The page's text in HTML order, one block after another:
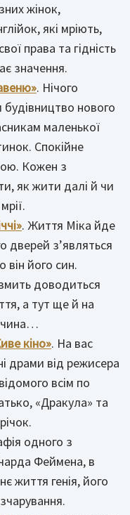
жінок,
які мріють,
права та гідність
значення.
. Нічого
нового
маленької
Спокійне
Кожен з
як жити далі й чи
. Життя Міка йде
дверей з’являться
він його син.
доводиться
а тут ще й на
кіно». На вас
драми від режисера
всім по
«Дракула» та
одного з
Феймена, в
життя генія, його